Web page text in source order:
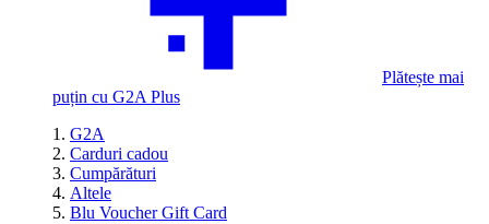
Plătește mai
puțin cu G2A Plus
G2A
Carduri cadou
Cumpărături
Altele
Blu Voucher Gift Card